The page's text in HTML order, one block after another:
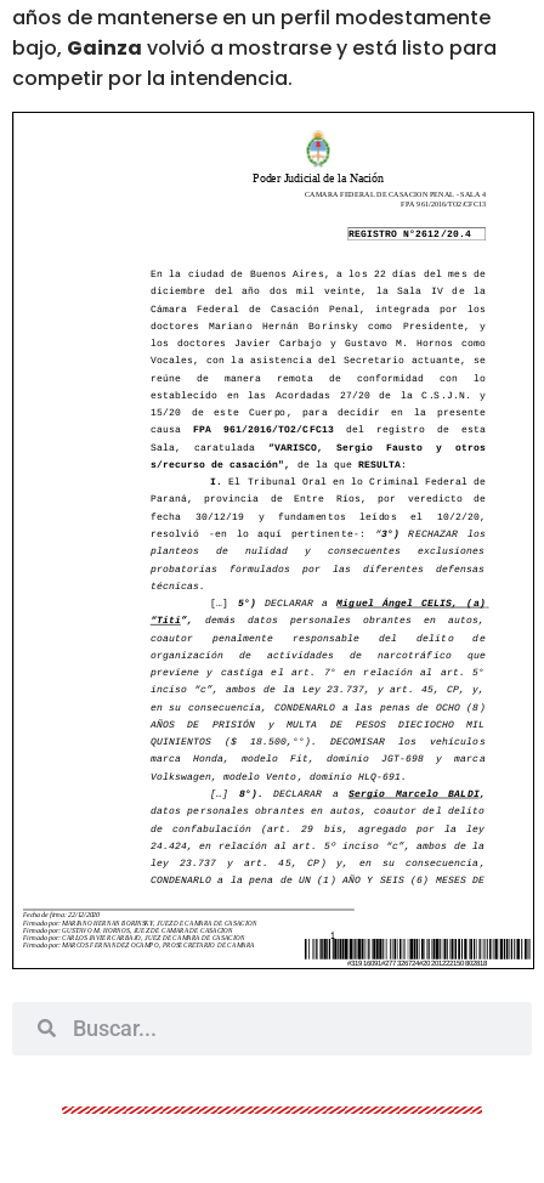
años de mantenerse en un perfil modestamente
bajo, Gainza volvió a mostrarse y está listo para
competir por la intendencia.